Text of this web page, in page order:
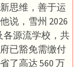
思维，善于运
说，雪州 2026
各源流学校，共
已豁免需缴付
了高达 560 万